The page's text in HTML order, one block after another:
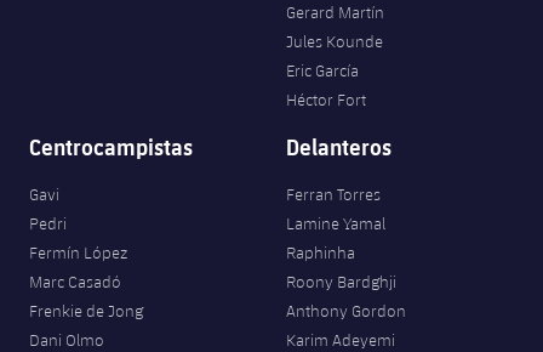
Gerard Martín
Jules Kounde
Eric García
Héctor Fort
Centrocampistas
Gavi
Pedri
Fermín López
Marc Casadó
Frenkie de Jong
Dani Olmo
Delanteros
Ferran Torres
Lamine Yamal
Raphinha
Roony Bardghji
Anthony Gordon
Karim Adeyemi